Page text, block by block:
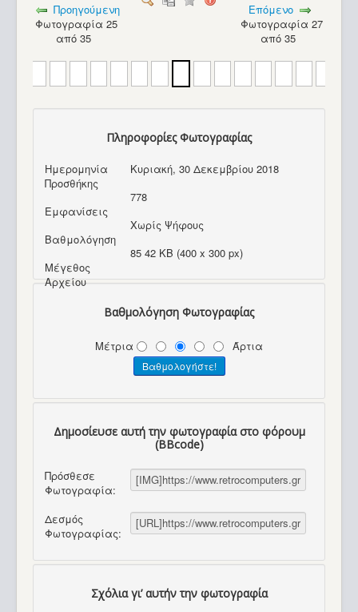
Commodore Max Machine_6
Προηγούμενη
Φωτογραφία 25
από 35
Επόμενο
Φωτογραφία 27
από 35
Πληροφορίες Φωτογραφίας
Ημερομηνία
Προσθήκης
Κυριακή, 30 Δεκεμβρίου 2018
Εμφανίσεις
778
Βαθμολόγηση
Χωρίς Ψήφους
Μέγεθος
Αρχείου
85 42 KB (400 x 300 px)
Βαθμολόγηση Φωτογραφίας
Μέτρια Άρτια
Δημοσίευσε αυτή την φωτογραφία στο φόρουμ
(BBcode)
Πρόσθεσε
Φωτογραφία:
Δεσμός
Φωτογραφίας:
Σχόλια γι’ αυτήν την φωτογραφία